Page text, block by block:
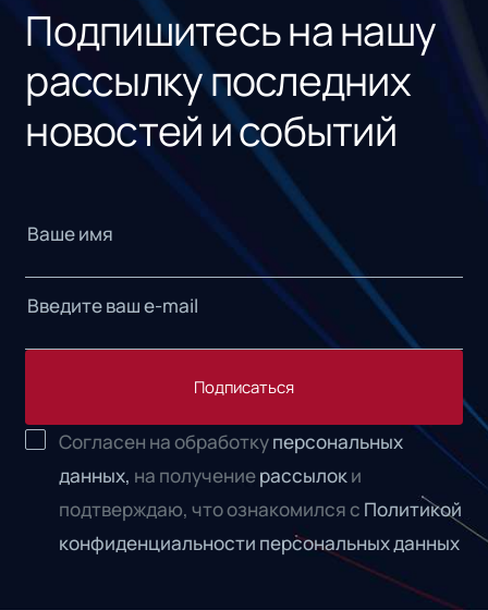
Подпишитесь на нашу
рассылку последних
новостей и событий
Подписаться
Согласен на обработкуперсональных
данных, на получениерассылоки
подтверждаю, что ознакомился с Политикой
конфиденциальности персональных данных